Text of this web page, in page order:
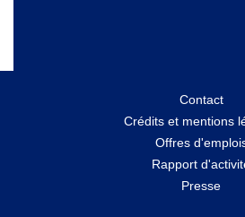
Contact
Crédits et mentions
Offres
Rapport
Presse